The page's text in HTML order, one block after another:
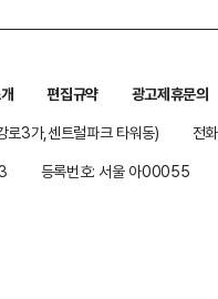
편집규약
광고제휴문의
로3가,센트럴파크 타워동)
전
등록번호: 서울 아00055